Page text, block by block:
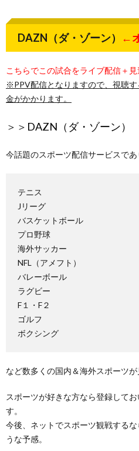
DAZN（ダ・ゾーン） ←
こちらでこの試合をライブ配信＋見
※PPV配信となりますので、視聴
金がかかります。
＞＞ DAZN（ダ・ゾーン）
今話題のスポーツ配信サービスであ
テニス
Jリーグ
バスケットボール
プロ野球
海外サッカー
NFL（アメフト）
バレーボール
ラグビー
F１・F２
ゴルフ
ボクシング
など数多くの国内＆海外スポーツが
スポーツが好きな方なら登録して
す。
今後、ネットでスポーツ観戦する
うな予感。